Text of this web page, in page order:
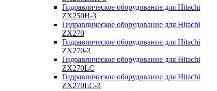
Гидравлическое оборудование для Hitachi
ZX250Н-3
Гидравлическое оборудование для Hitachi
ZX270
Гидравлическое оборудование для Hitachi
ZX270-3
Гидравлическое оборудование для Hitachi
ZX270LC
Гидравлическое оборудование для Hitachi
ZX270LC-3